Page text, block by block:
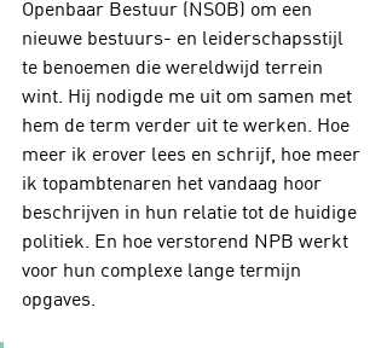
Openbaar Bestuur (NSOB) om een
nieuwe bestuurs- en leiderschapsstijl
te benoemen die wereldwijd terrein
wint. Hij nodigde me uit om samen met
hem de term verder uit te werken. Hoe
meer ik erover lees en schrijf, hoe meer
ik topambtenaren het vandaag hoor
beschrijven in hun relatie tot de huidige
politiek. En hoe verstorend NPB werkt
voor hun complexe lange termijn
opgaves.